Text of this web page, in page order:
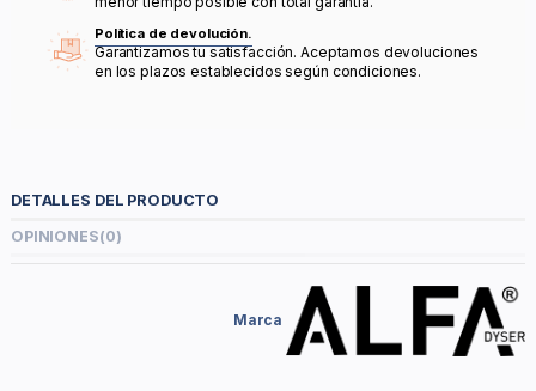
Política de devolución.
Garantizamos tu satisfacción. Aceptamos devoluciones
en los plazos establecidos según condiciones.
DETALLES DEL PRODUCTO
OPINIONES(0)
Marca